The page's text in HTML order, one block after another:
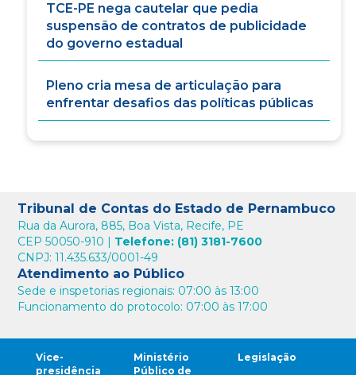
TCE-PE nega cautelar que pedia
suspensão de contratos de publicidade
do governo estadual
Pleno cria mesa de articulação para
enfrentar desafios das políticas públicas
Tribunal de Contas do Estado de Pernambuco
Rua da Aurora, 885, Boa Vista, Recife, PE
CEP 50050-910 | Telefone: (81) 3181-7600
CNPJ: 11.435.633/0001-49
Atendimento ao Público
Sede e inspetorias regionais: 07:00 às 13:00
Funcionamento do protocolo: 07:00 às 17:00
Vice-
presidência
Ministério
Público de
Legislação